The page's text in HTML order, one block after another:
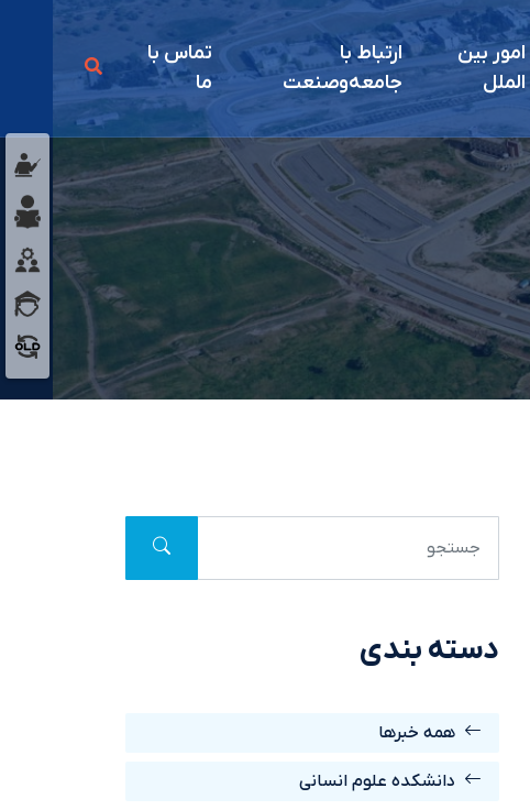
امور بين
الملل
ارتباط با
جامعه‌و‌صنعت
تماس با
ما
دسته بندی
همه خبرها
دانشکده علوم انسانی